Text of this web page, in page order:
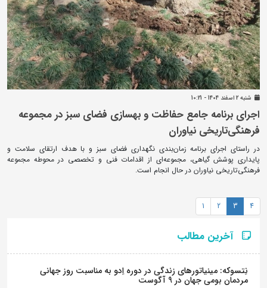
شنبه 2 اسفند 1404 - 10:21
اجرای برنامه جامع حفاظت و بهسازی فضای سبز در مجموعه
فرهنگی‌تاریخی نیاوران
در راستای اجرای برنامه زمان‌بندی نگهداری فضای سبز و با هدف ارتقای سلامت و
پایداری پوشش گیاهی، مجموعه‌ای از اقدامات فنی و تخصصی در محوطه مجموعه
فرهنگی‌تاریخی نیاوران در حال انجام است.
1 2 3 4
آخرین مطالب
نِتسوکه: مینیاتورهای زندگی در دوره اِدو به مناسبت روز جهانی
مردمان بومی جهان در 9 آگوست